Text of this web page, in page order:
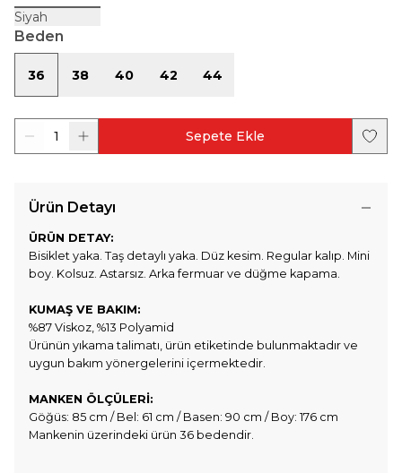
Siyah
Beden
36 38 40 42 44
1 Sepete Ekle
Ürün Detayı
ÜRÜN DETAY:
Bisiklet yaka. Taş detaylı yaka. Düz kesim. Regular kalıp. Mini
boy. Kolsuz. Astarsız. Arka fermuar ve düğme kapama.
KUMAŞ VE BAKIM:
%87 Viskoz, %13 Polyamid
Ürünün yıkama talimatı, ürün etiketinde bulunmaktadır ve
uygun bakım yönergelerini içermektedir.
MANKEN ÖLÇÜLERİ:
Göğüs: 85 cm / Bel: 61 cm / Basen: 90 cm / Boy: 176 cm
Mankenin üzerindeki ürün 36 bedendir.